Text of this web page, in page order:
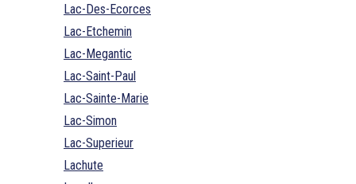
Lac-Des-Ecorces
Lac-Etchemin
Lac-Megantic
Lac-Saint-Paul
Lac-Sainte-Marie
Lac-Simon
Lac-Superieur
Lachute